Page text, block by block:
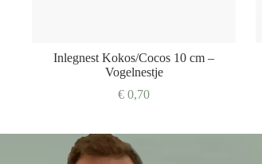
Inlegnest Kokos/Cocos 10 cm –
Vogelnestje
€ 0,70